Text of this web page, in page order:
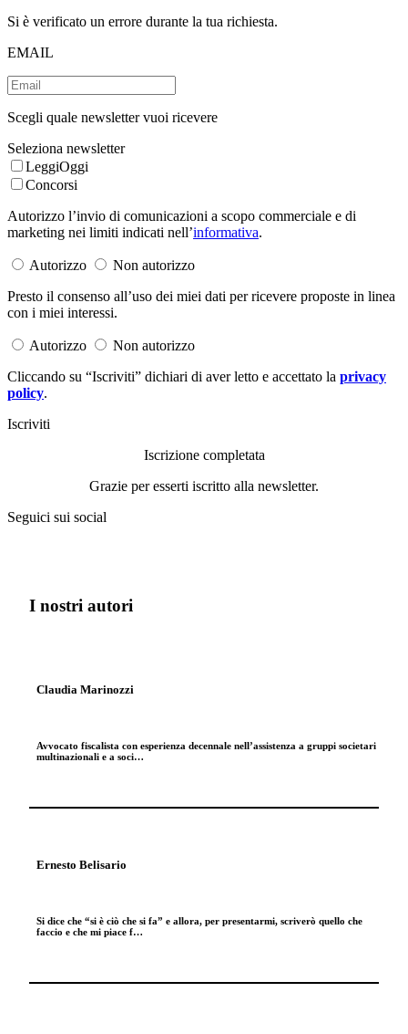
Si è verificato un errore durante la tua richiesta.
EMAIL
Scegli quale newsletter vuoi ricevere
Seleziona newsletter
LeggiOggi
Concorsi
Autorizzo l’invio di comunicazioni a scopo commerciale e di
marketing nei limiti indicati nell’informativa.
Autorizzo
Non autorizzo
Presto il consenso all’uso dei miei dati per ricevere proposte in linea
con i miei interessi.
Autorizzo
Non autorizzo
Cliccando su “Iscriviti” dichiari di aver letto e accettato la privacy
policy.
Iscriviti
Iscrizione completata
Grazie per esserti iscritto alla newsletter.
Seguici sui social
I nostri autori
Claudia Marinozzi
Avvocato fiscalista con esperienza decennale nell’assistenza a gruppi societari
multinazionali e a soci…
Ernesto Belisario
Si dice che “si è ciò che si fa” e allora, per presentarmi, scriverò quello che
faccio e che mi piace f…